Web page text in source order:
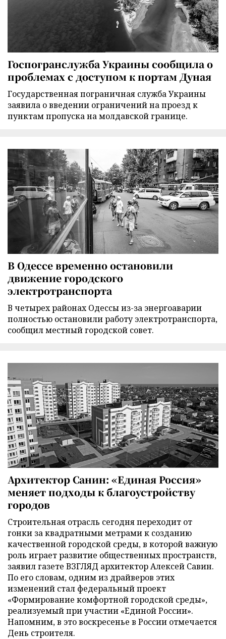
Госпогранслужба Украины сообщила о
проблемах с доступом к портам Дуная
Государственная пограничная служба Украины
заявила о введении ограничений на проезд к
пунктам пропуска на молдавской границе.
В Одессе временно остановили
движение городского
электротранспорта
В четырех районах Одессы из-за энергоаварии
полностью остановили работу электротранспорта,
сообщил местный городской совет.
Архитектор Санин: «Единая Россия»
меняет подходы к благоустройству
городов
Строительная отрасль сегодня переходит от
гонки за квадратными метрами к созданию
качественной городской среды, в которой важную
роль играет развитие общественных пространств,
заявил газете ВЗГЛЯД архитектор Алексей Савин.
По его словам, одним из драйверов этих
изменений стал федеральный проект
«Формирование комфортной городской среды»,
реализуемый при участии «Единой России».
Напомним, в это воскресенье в России отмечается
День строителя.